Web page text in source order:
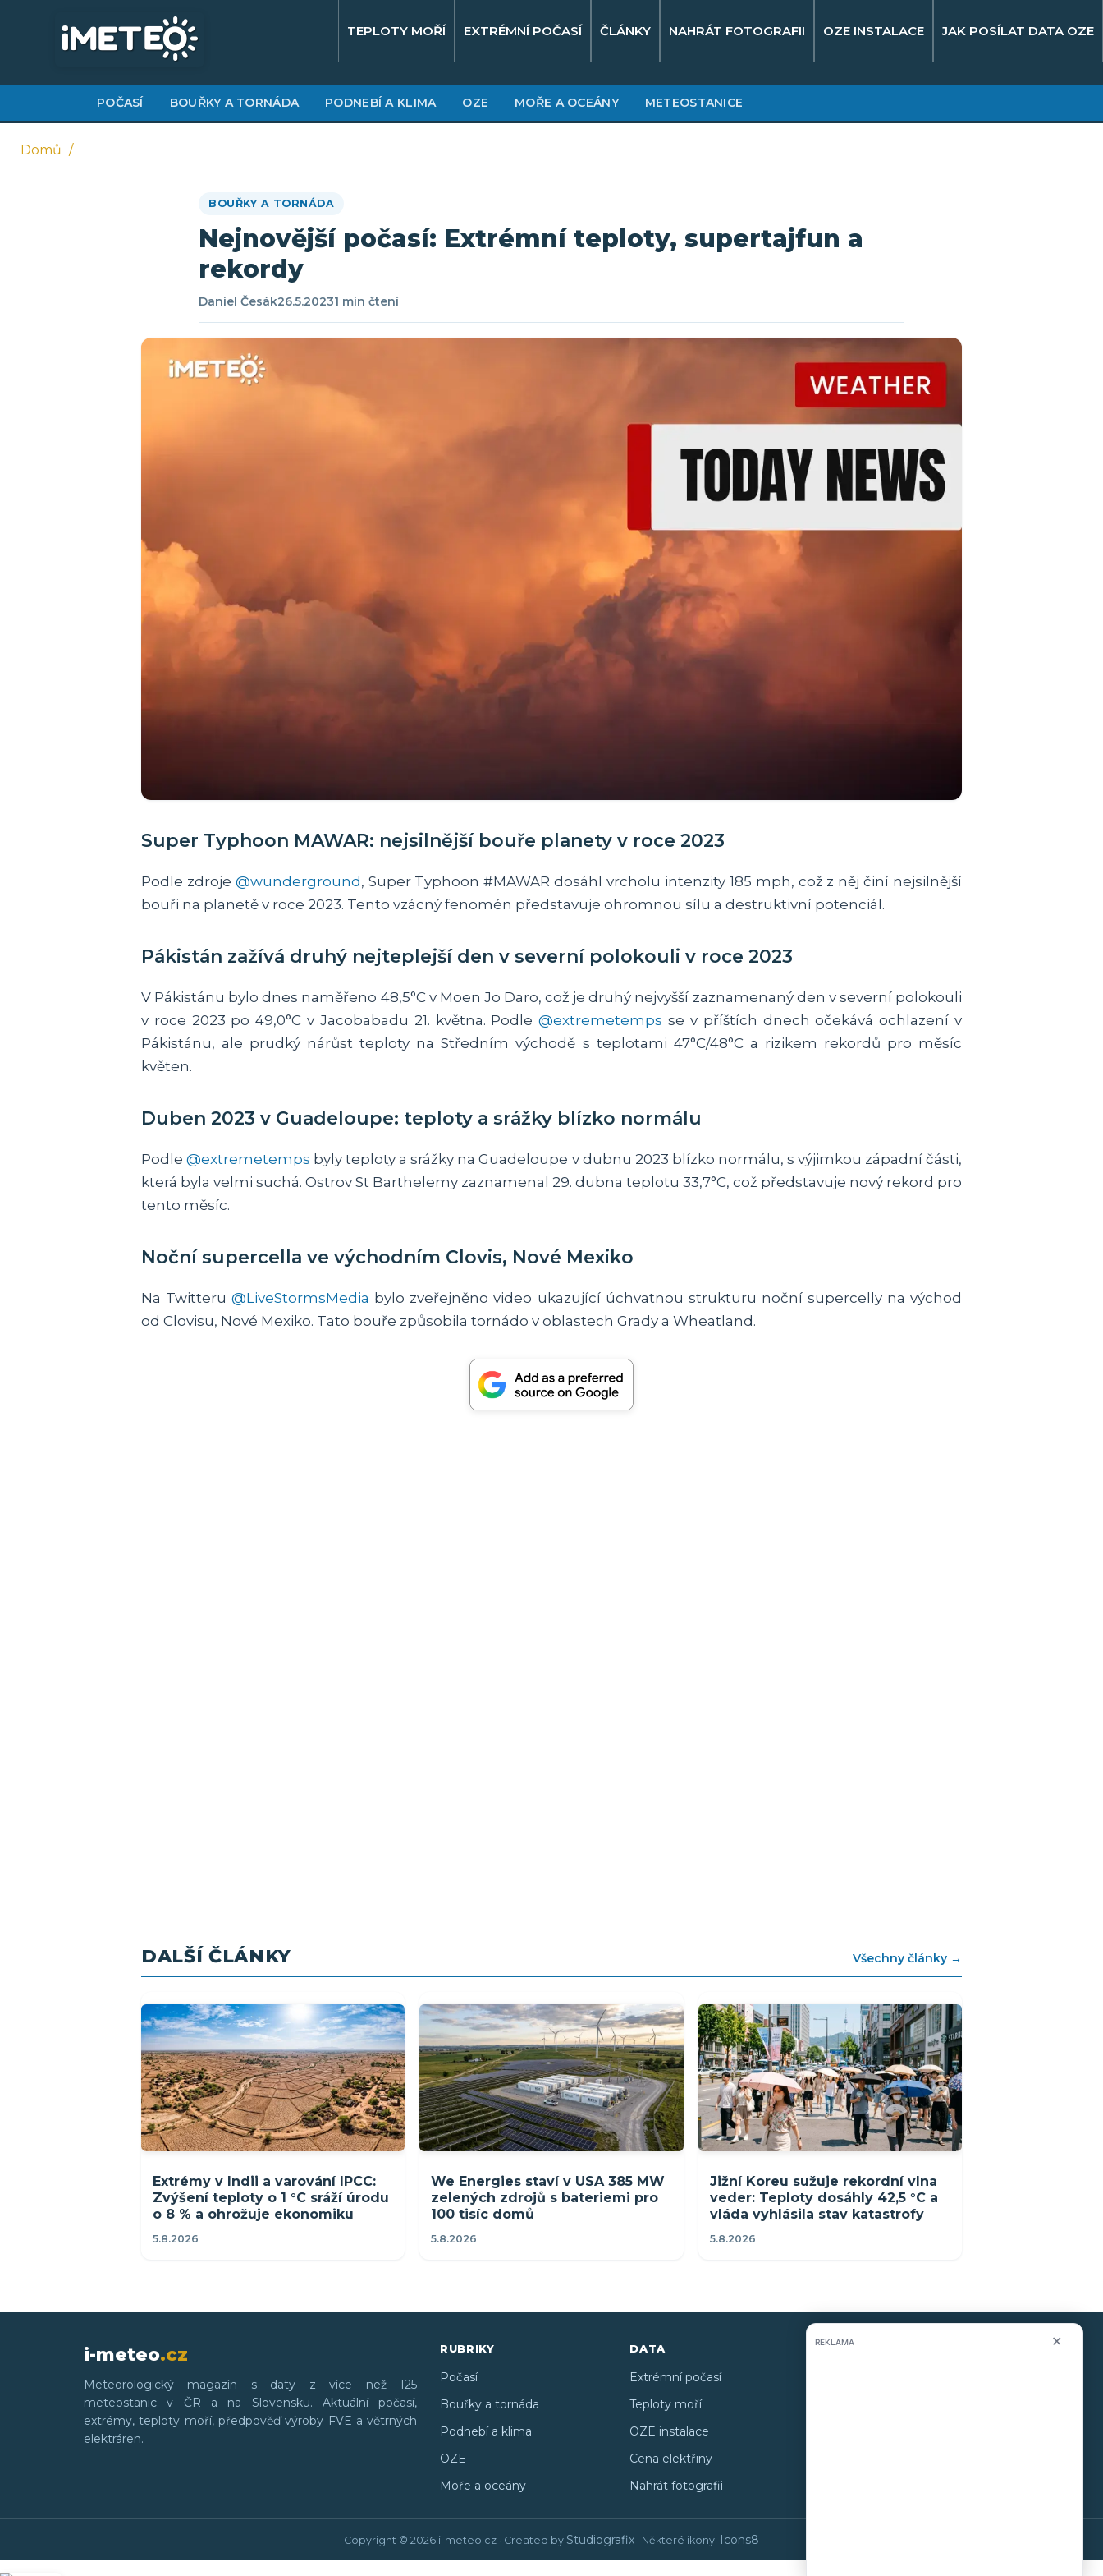
hlavnímu
TEPLOTY MOŘÍ EXTRÉMNÍ POČASÍ ČLÁNKY NAHRÁT FOTOGRAFII OZE INSTALACE JAK POSÍLAT DATA OZE
POČASÍ BOUŘKY A TORNÁDA PODNEBÍ A KLIMA OZE MOŘE A OCEÁNY METEOSTANICE
Domů
BOUŘKY A TORNÁDA
Nejnovější počasí: Extrémní teploty, supertajfun a
rekordy
Daniel Česák26.5.20231 min čtení
Super Typhoon MAWAR: nejsilnější bouře planety v roce 2023
Podle zdroje @wunderground, Super Typhoon #MAWAR dosáhl vrcholu intenzity 185 mph, což z něj činí nejsilnější
bouři na planetě v roce 2023. Tento vzácný fenomén představuje ohromnou sílu a destruktivní potenciál.
Pákistán zažívá druhý nejteplejší den v severní polokouli v roce 2023
V Pákistánu bylo dnes naměřeno 48,5°C v Moen Jo Daro, což je druhý nejvyšší zaznamenaný den v severní polokouli
v roce 2023 po 49,0°C v Jacobabadu 21. května. Podle@extremetemps se v příštích dnech očekává ochlazení v
Pákistánu, ale prudký nárůst teploty na Středním východě s teplotami 47°C/48°C a rizikem rekordů pro měsíc
květen.
Duben 2023 v Guadeloupe: teploty a srážky blízko normálu
Podle@extremetemps byly teploty a srážky na Guadeloupe v dubnu 2023 blízko normálu, s výjimkou západní části,
která byla velmi suchá. Ostrov St Barthelemy zaznamenal 29. dubna teplotu 33,7°C, což představuje nový rekord pro
tento měsíc.
Noční supercella ve východním Clovis, Nové Mexiko
Na Twitteru@LiveStormsMedia bylo zveřejněno video ukazující úchvatnou strukturu noční supercelly na východ
od Clovisu, Nové Mexiko. Tato bouře způsobila tornádo v oblastech Grady a Wheatland.
DALŠÍ ČLÁNKY Všechny články →
Extrémy v Indii a varování IPCC:
Zvýšení teploty o 1 °C sráží úrodu
o 8 % a ohrožuje ekonomiku
5.8.2026
We Energies staví v USA 385 MW
zelených zdrojů s bateriemi pro
100 tisíc domů
5.8.2026
Jižní Koreu sužuje rekordní vlna
veder: Teploty dosáhly 42,5 °C a
vláda vyhlásila stav katastrofy
5.8.2026
i-meteo.cz
Meteorologický magazín s daty z více než 125
meteostanic v ČR a na Slovensku. Aktuální počasí,
extrémy, teploty moří, předpověď výroby FVE a větrných
elektráren.
RUBRIKY
Počasí
Bouřky a tornáda
Podnebí a klima
OZE
Moře a oceány
DATA
Extrémní počasí
Teploty moří
OZE instalace
Cena elektřiny
Nahrát fotografii
KONTAKT
Copyright © 2026 i-meteo.cz · Created by Studiografix · Některé ikony: Icons8
REKLAMA ✕